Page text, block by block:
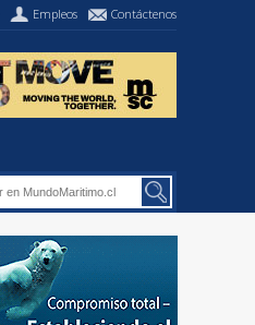
Empleos Contáctenos